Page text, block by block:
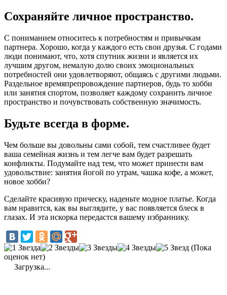
Сохраняйте личное пространство.
С пониманием относитесь к потребностям и привычкам
партнера. Хорошо, когда у каждого есть свои друзья. С годами
люди понимают, что, хотя спутник жизни и является их
лучшим другом, немалую долю своих эмоциональных
потребностей они удовлетворяют, общаясь с другими людьми.
Раздельное времяпрепровождение партнеров, будь то хобби
или занятия спортом, позволяет каждому сохранить личное
пространство и почувствовать собственную значимость.
Будьте всегда в форме.
Чем больше вы довольны сами собой, тем счастливее будет
ваша семейная жизнь и тем легче вам будет разрешать
конфликты. Подумайте над тем, что может принести вам
удовольствие: занятия йогой по утрам, чашка кофе, а может,
новое хобби?
Сделайте красивую прическу, наденьте модное платье. Когда
вам нравится, как вы выглядите, у вас появляется блеск в
глазах. И эта искорка передастся вашему избраннику.
(Пока
оценок нет)
Загрузка...